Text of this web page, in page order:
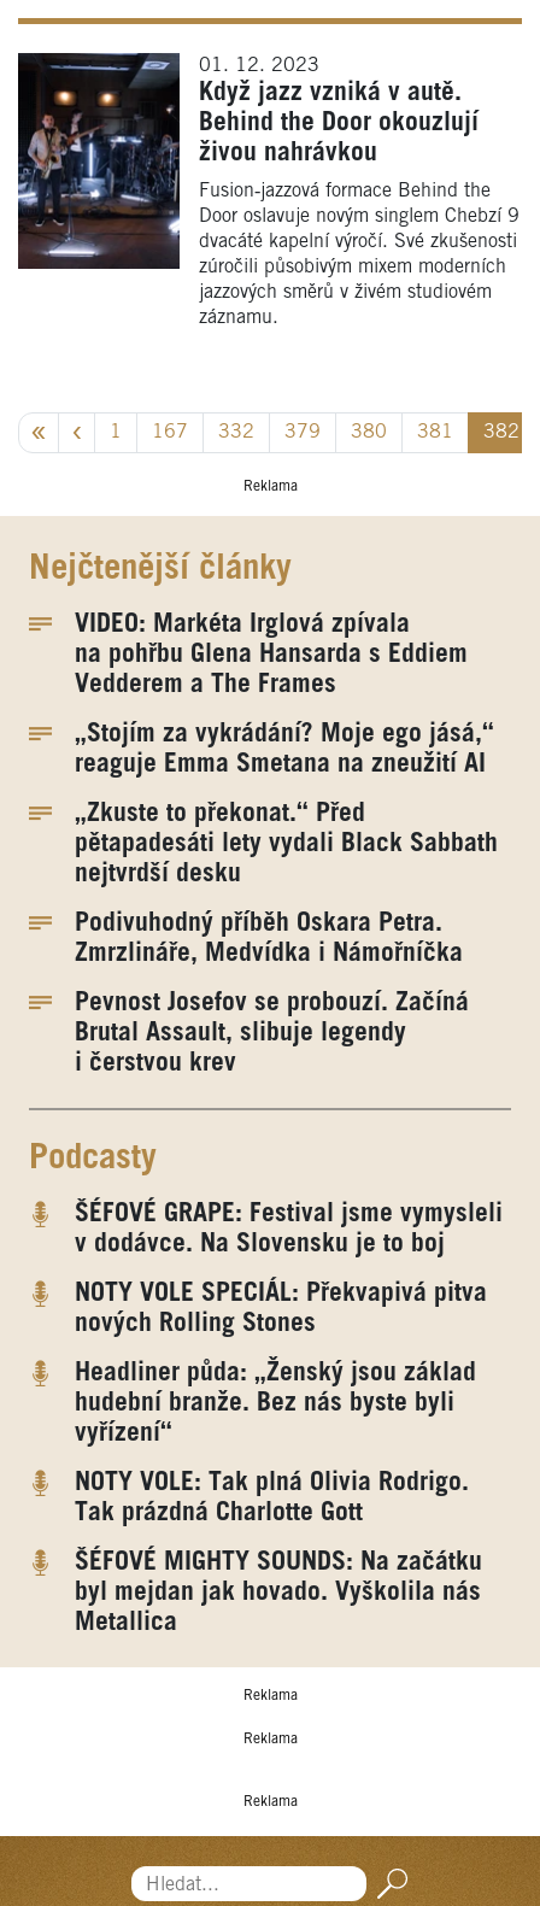
01. 12. 2023
Když jazz vzniká v autě.
Behind the Door okouzlují
živou nahrávkou
Fusion‑jazzová formace Behind the
Door oslavuje novým singlem Chebzí 9
dvacáté kapelní výročí. Své zkušenosti
zúročili působivým mixem moderních
jazzových směrů v živém studiovém
záznamu.
1 167 332 379 380 381 382
Reklama
Nejčtenější články
VIDEO: Markéta Irglová zpívala
na pohřbu Glena Hansarda s Eddiem
Vedderem a The Frames
„Stojím za vykrádání? Moje ego jásá,“
reaguje Emma Smetana na zneužití AI
„Zkuste to překonat.“ Před
pětapadesáti lety vydali Black Sabbath
nejtvrdší desku
Podivuhodný příběh Oskara Petra.
Zmrzlináře, Medvídka i Námořníčka
Pevnost Josefov se probouzí. Začíná
Brutal Assault, slibuje legendy
i čerstvou krev
Podcasty
ŠÉFOVÉ GRAPE: Festival jsme vymysleli
v dodávce. Na Slovensku je to boj
NOTY VOLE SPECIÁL: Překvapivá pitva
nových Rolling Stones
Headliner půda: „Ženský jsou základ
hudební branže. Bez nás byste byli
vyřízení“
NOTY VOLE: Tak plná Olivia Rodrigo.
Tak prázdná Charlotte Gott
ŠÉFOVÉ MIGHTY SOUNDS: Na začátku
byl mejdan jak hovado. Vyškolila nás
Metallica
Reklama
Reklama
Reklama
Hledat...